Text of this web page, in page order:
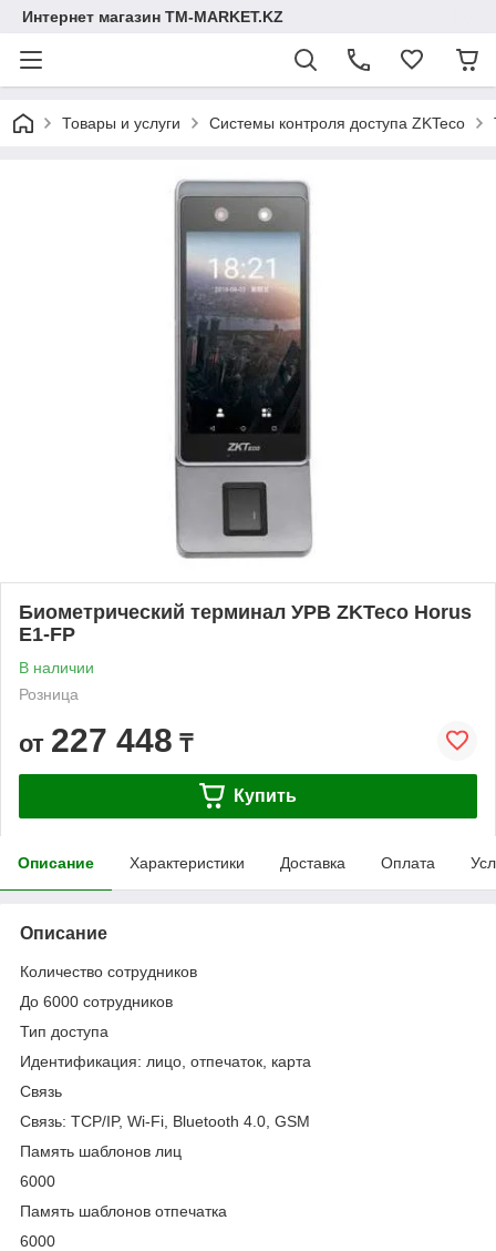
Интернет магазин TM-MARKET.KZ
Товары и услуги Cистемы контроля доступа ZKTeco
Биометрический терминал УРВ ZKTeco Horus
E1-FP
В наличии
Розница
от 227 448 ₸
Купить
Описание Характеристики Доставка Оплата
Описание
Количество сотрудников
До 6000 сотрудников
Тип доступа
Идентификация: лицо, отпечаток, карта
Связь
Связь: TCP/IP, Wi-Fi, Bluetooth 4.0, GSM
Память шаблонов лиц
6000
Память шаблонов отпечатка
6000